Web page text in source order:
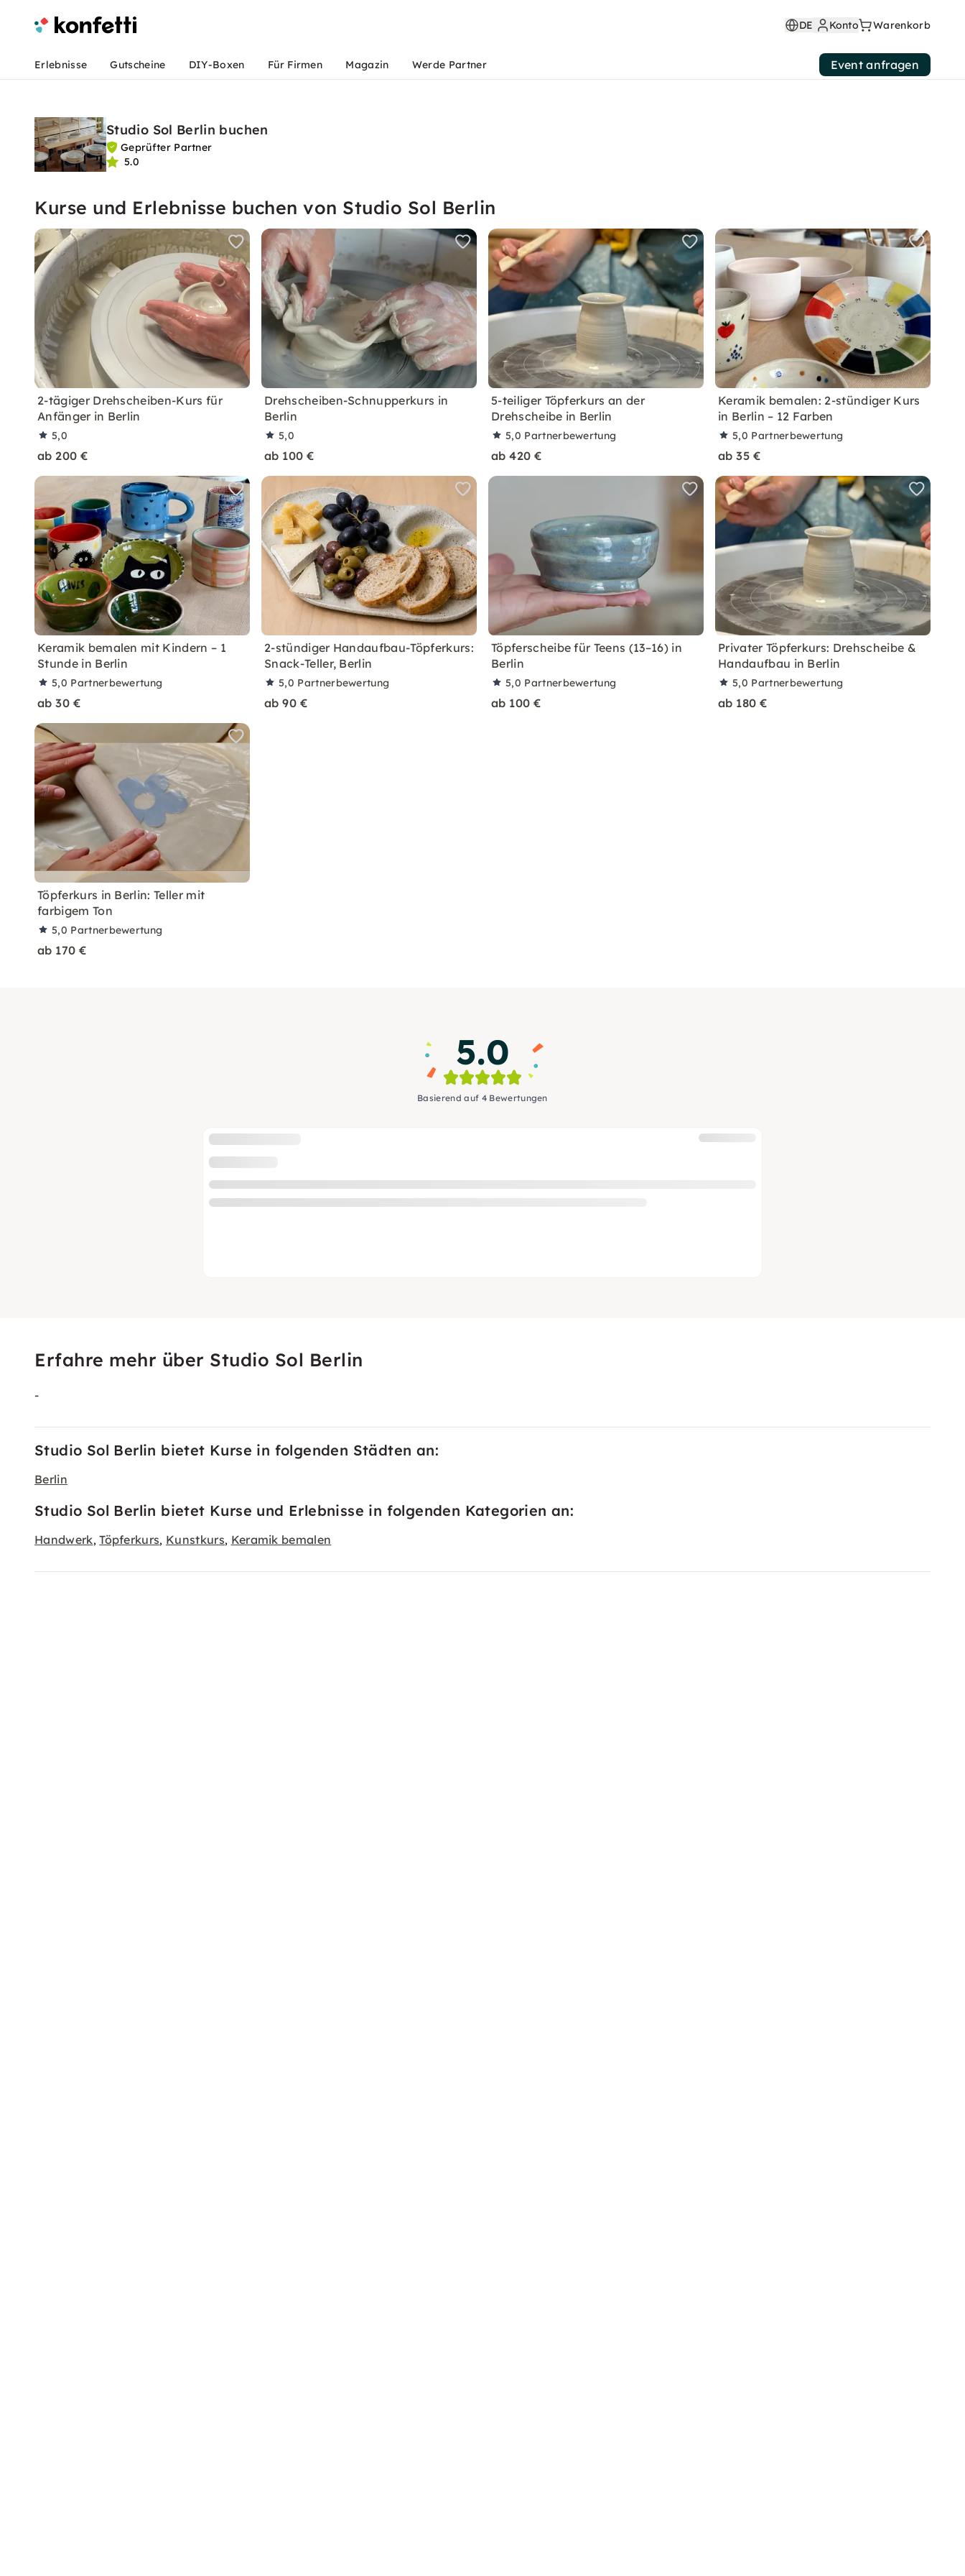
DE Konto Warenkorb
Erlebnisse Gutscheine DIY-Boxen Für Firmen Magazin Werde Partner Event anfragen
Studio Sol Berlin buchen
Geprüfter Partner
5.0
Kurse und Erlebnisse buchen von Studio Sol Berlin
2-tägiger Drehscheiben-Kurs für
Anfänger in Berlin
5,0
ab 200 €
Drehscheiben-Schnupperkurs in
Berlin
5,0
ab 100 €
5-teiliger Töpferkurs an der
Drehscheibe in Berlin
5,0 Partnerbewertung
ab 420 €
Keramik bemalen: 2-stündiger Kurs
in Berlin – 12 Farben
5,0 Partnerbewertung
ab 35 €
Keramik bemalen mit Kindern – 1
Stunde in Berlin
5,0 Partnerbewertung
ab 30 €
2-stündiger Handaufbau-Töpferkurs:
Snack-Teller, Berlin
5,0 Partnerbewertung
ab 90 €
Töpferscheibe für Teens (13–16) in
Berlin
5,0 Partnerbewertung
ab 100 €
Privater Töpferkurs: Drehscheibe &
Handaufbau in Berlin
5,0 Partnerbewertung
ab 180 €
Töpferkurs in Berlin: Teller mit
farbigem Ton
5,0 Partnerbewertung
ab 170 €
5.0
Basierend auf 4 Bewertungen
Erfahre mehr über Studio Sol Berlin
-
Studio Sol Berlin bietet Kurse in folgenden Städten an:
Berlin
Studio Sol Berlin bietet Kurse und Erlebnisse in folgenden Kategorien an:
Handwerk,Töpferkurs, Kunstkurs, Keramik bemalen